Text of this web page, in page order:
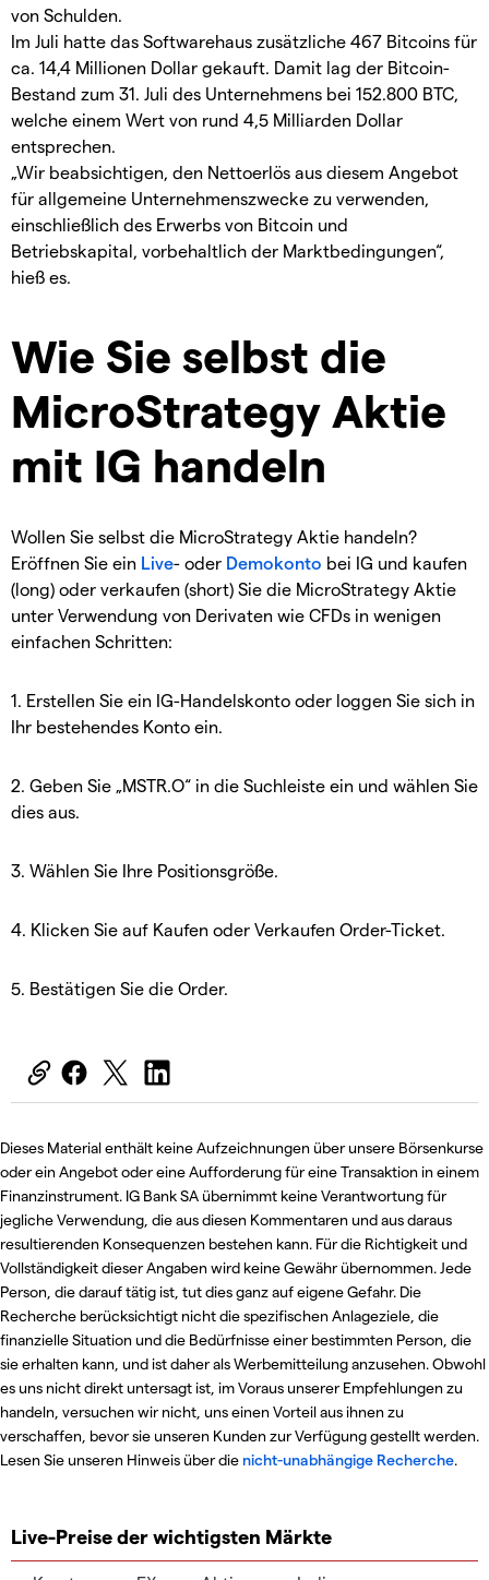
von Schulden.
Im Juli hatte das Softwarehaus zusätzliche 467 Bitcoins für
ca. 14,4 Millionen Dollar gekauft. Damit lag der Bitcoin-
Bestand zum 31. Juli des Unternehmens bei 152.800 BTC,
welche einem Wert von rund 4,5 Milliarden Dollar
entsprechen.
„Wir beabsichtigen, den Nettoerlös aus diesem Angebot
für allgemeine Unternehmenszwecke zu verwenden,
einschließlich des Erwerbs von Bitcoin und
Betriebskapital, vorbehaltlich der Marktbedingungen“,
hieß es.
Wie Sie selbst die
MicroStrategy Aktie
mit IG handeln
Wollen Sie selbst die MicroStrategy Aktie handeln?
Eröffnen Sie ein Live- oder Demokonto bei IG und kaufen
(long) oder verkaufen (short) Sie die MicroStrategy Aktie
unter Verwendung von Derivaten wie CFDs in wenigen
einfachen Schritten:
1. Erstellen Sie ein IG-Handelskonto oder loggen Sie sich in
Ihr bestehendes Konto ein.
2. Geben Sie „MSTR.O“ in die Suchleiste ein und wählen Sie
dies aus.
3. Wählen Sie Ihre Positionsgröße.
4. Klicken Sie auf Kaufen oder Verkaufen Order-Ticket.
5. Bestätigen Sie die Order.
Dieses Material enthält keine Aufzeichnungen über unsere Börsenkurse
oder ein Angebot oder eine Aufforderung für eine Transaktion in einem
Finanzinstrument. IG Bank SA übernimmt keine Verantwortung für
jegliche Verwendung, die aus diesen Kommentaren und aus daraus
resultierenden Konsequenzen bestehen kann. Für die Richtigkeit und
Vollständigkeit dieser Angaben wird keine Gewähr übernommen. Jede
Person, die darauf tätig ist, tut dies ganz auf eigene Gefahr. Die
Recherche berücksichtigt nicht die spezifischen Anlageziele, die
finanzielle Situation und die Bedürfnisse einer bestimmten Person, die
sie erhalten kann, und ist daher als Werbemitteilung anzusehen. Obwohl
es uns nicht direkt untersagt ist, im Voraus unserer Empfehlungen zu
handeln, versuchen wir nicht, uns einen Vorteil aus ihnen zu
verschaffen, bevor sie unseren Kunden zur Verfügung gestellt werden.
Lesen Sie unseren Hinweis über dienicht-unabhängige Recherche.
Live-Preise der wichtigsten Märkte